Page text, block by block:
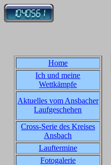
Home
Ich und meine
Wettkämpfe
Aktuelles vom Ansbacher
Laufgeschehen
Cross-Serie des Kreises
Ansbach
Lauftermine
Fotogalerie